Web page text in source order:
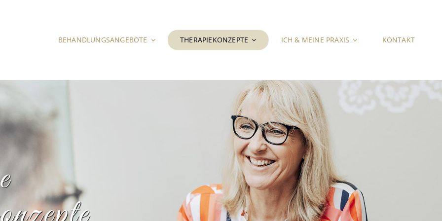
BEHANDLUNGSANGEBOTE THERAPIEKONZEPTE ICH & MEINE PRAXIS KONTAKT